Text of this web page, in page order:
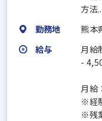
方法
勤務地
熊本
給与
月給
-
月給
※経
※残